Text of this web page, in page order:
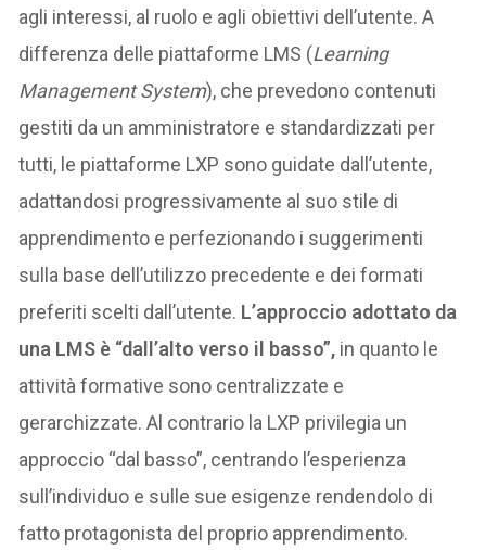
agli interessi, al ruolo e agli obiettivi dell’utente. A
differenza delle piattaforme LMS (Learning
Management System), che prevedono contenuti
gestiti da un amministratore e standardizzati per
tutti, le piattaforme LXP sono guidate dall’utente,
adattandosi progressivamente al suo stile di
apprendimento e perfezionando i suggerimenti
sulla base dell’utilizzo precedente e dei formati
preferiti scelti dall’utente. L’approccio adottato da
una LMS è “dall’alto verso il basso”, in quanto le
attività formative sono centralizzate e
gerarchizzate. Al contrario la LXP privilegia un
approccio “dal basso”, centrando l’esperienza
sull’individuo e sulle sue esigenze rendendolo di
fatto protagonista del proprio apprendimento.